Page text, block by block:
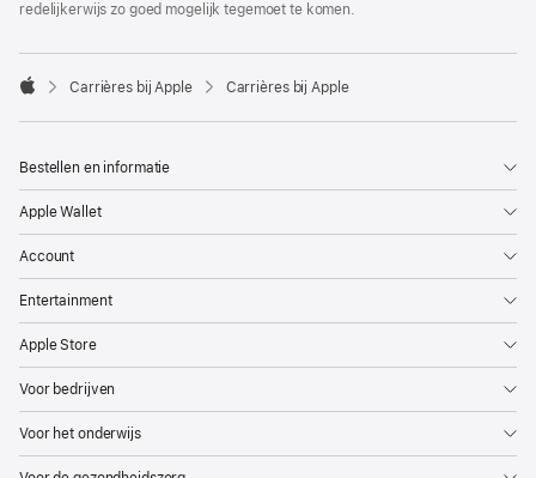
redelijkerwijs zo goed mogelijk tegemoet te komen.

Carrières bij Apple Carrières bij Apple
Bestellen en informatie
Apple Wallet
Account
Entertainment
Apple Store
Voor bedrijven
Voor het onderwijs